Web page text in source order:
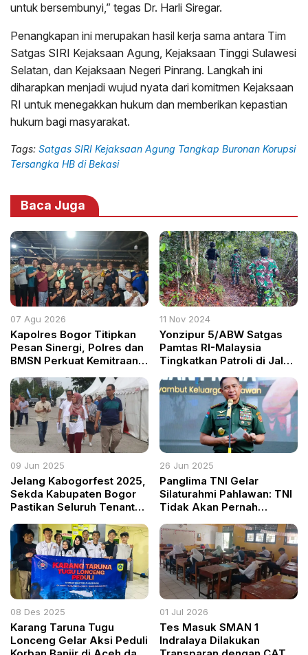
untuk bersembunyi,” tegas Dr. Harli Siregar.
Penangkapan ini merupakan hasil kerja sama antara Tim
Satgas SIRI Kejaksaan Agung, Kejaksaan Tinggi Sulawesi
Selatan, dan Kejaksaan Negeri Pinrang. Langkah ini
diharapkan menjadi wujud nyata dari komitmen Kejaksaan
RI untuk menegakkan hukum dan memberikan kepastian
hukum bagi masyarakat.
Tags: Satgas SIRI Kejaksaan Agung Tangkap Buronan Korupsi
Tersangka HB di Bekasi
Baca Juga
07 Agu 2026
Kapolres Bogor Titipkan
Pesan Sinergi, Polres dan
BMSN Perkuat Kemitraan
11 Nov 2024
Yonzipur 5/ABW Satgas
Pamtas RI-Malaysia
Tingkatkan Patroli di Jalur
Cegah Tindakan Ilegal
09 Jun 2025
Jelang Kabogorfest 2025,
Sekda Kabupaten Bogor
Pastikan Seluruh Tenant
26 Jun 2025
Panglima TNI Gelar
Silaturahmi Pahlawan: TNI
Tidak Akan Pernah
08 Des 2025
Karang Taruna Tugu
Lonceng Gelar Aksi Peduli
01 Jul 2026
Tes Masuk SMAN 1
Indralaya Dilakukan